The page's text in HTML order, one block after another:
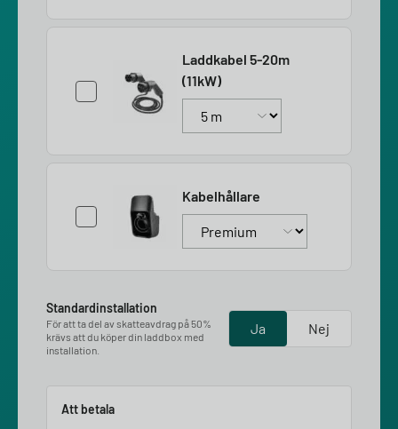
Laddkabel 5-20m
(11kW)
Kabelhållare
Standardinstallation
För att ta del av skatteavdrag på 50%
krävs att du köper din laddbox med
installation.
Ja Nej
Att betala